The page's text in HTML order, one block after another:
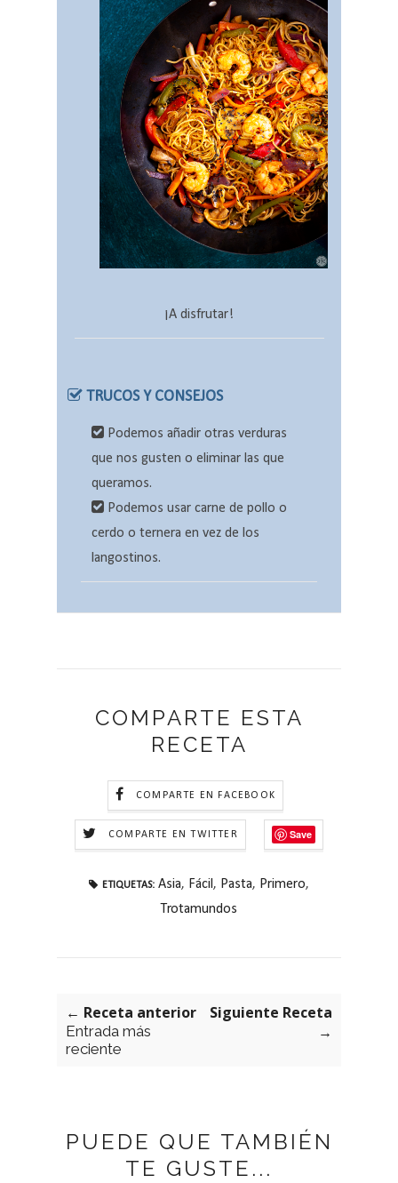
¡A disfrutar!
TRUCOS Y CONSEJOS
Podemos añadir otras verduras
que nos gusten o eliminar las que
queramos.
Podemos usar carne de pollo o
cerdo o ternera en vez de los
langostinos.
COMPARTE ESTA
RECETA
COMPARTE EN FACEBOOK
COMPARTE EN TWITTER Save
ETIQUETAS: Asia, Fácil , Pasta, Primero,
Trotamundos
← Receta anterior
Entrada más
reciente
Siguiente Receta
→
PUEDE QUE TAMBIÉN
TE GUSTE...